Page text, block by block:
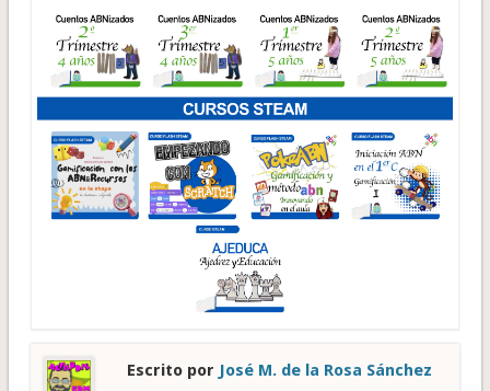
Escrito por José M. de la Rosa Sánchez